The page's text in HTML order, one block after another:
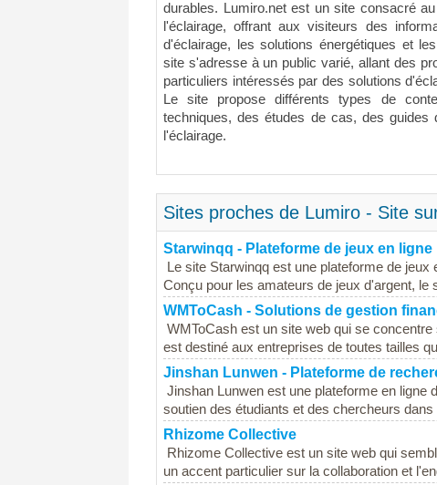
durables. Lumiro.net est un site consacré
l'éclairage, offrant aux visiteurs des
d'éclairage, les solutions énergétiques et
site s'adresse à un public varié, allant des
particuliers intéressés par des solutions
Le site propose différents types de
techniques, des études de cas, des
l'éclairage.
Sites proches de Lumiro - Site
Starwinqq - Plateforme de jeux en ligne
Le site Starwinqq est une plateforme de
Conçu pour les amateurs de jeux d'argent, le
WMToCash - Solutions de gestion
WMToCash est un site web qui se
est destiné aux entreprises de toutes tailles
Jinshan Lunwen - Plateforme de
Jinshan Lunwen est une plateforme en ligne
soutien des étudiants et des chercheurs
Rhizome Collective
Rhizome Collective est un site web qui
un accent particulier sur la collaboration et